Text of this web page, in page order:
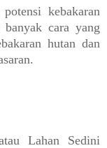
kebakaran
cara yang
hutan dan
Lahan Sedini